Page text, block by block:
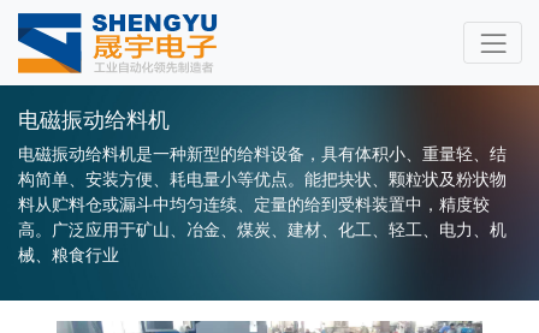
电磁振动给料机
电磁振动给料机是一种新型的给料设备，具有体积小、重量轻、结
构简单、安装方便、耗电量小等优点。能把块状、颗粒状及粉状物
料从贮料仓或漏斗中均匀连续、定量的给到受料装置中，精度较
高。广泛应用于矿山、冶金、煤炭、建材、化工、轻工、电力、机
械、粮食行业